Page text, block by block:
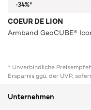
-34%*
COEUR DE LION
* Unverbindliche
Ersparnis ggü. der UVP,
Unternehmen